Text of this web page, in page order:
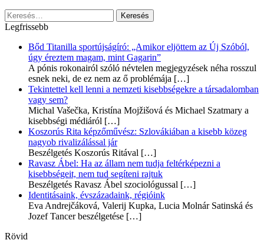
Keresés:
Legfrissebb
Bőd Titanilla sportújságíró: „Amikor eljöttem az Új Szóból,
úgy éreztem magam, mint Gagarin”
A pónis rokonairól szóló névtelen megjegyzések néha rosszul
esnek neki, de ez nem az ő problémája […]
Tekintettel kell lenni a nemzeti kisebbségekre a társadalomban
vagy sem?
Michal Vašečka, Kristína Mojžišová és Michael Szatmary a
kisebbségi médiáról […]
Koszorús Rita képzőművész: Szlovákiában a kisebb közeg
nagyob rivalizálással jár
Beszélgetés Koszorús Ritával […]
Ravasz Ábel: Ha az állam nem tudja feltérképezni a
kisebbségeit, nem tud segíteni rajtuk
Beszélgetés Ravasz Ábel szociológussal […]
Identitásaink, évszázadaink, régióink
Eva Andrejčáková, Valerij Kupka, Lucia Molnár Satinská és
Jozef Tancer beszélgetése […]
Rövid